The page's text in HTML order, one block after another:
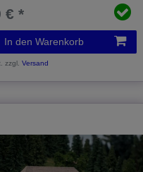
€ *
In den Warenkorb
zzgl.Versand